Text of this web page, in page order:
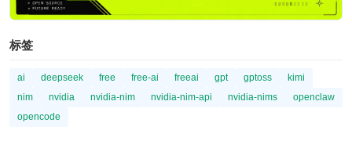
标签
ai deepseek free free-ai freeai gpt gptoss
kimi
nim
nvidia nvidia-nim nvidia-nim-api nvidia-nims
openclaw
opencode